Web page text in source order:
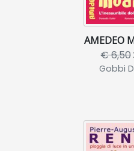
AMEDEO
€ 6,50
Gobbi